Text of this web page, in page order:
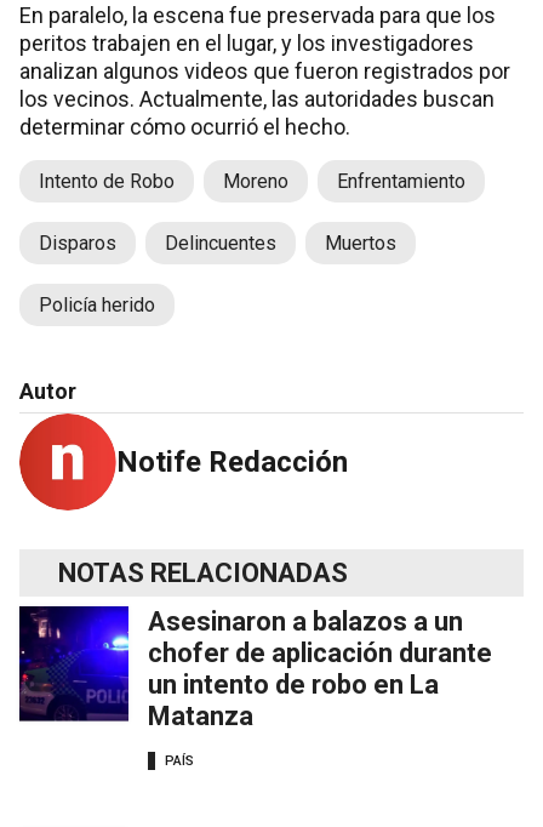
En paralelo, la escena fue preservada para que los
peritos trabajen en el lugar, y los investigadores
analizan algunos videos que fueron registrados por
los vecinos. Actualmente, las autoridades buscan
determinar cómo ocurrió el hecho.
Intento de Robo Moreno Enfrentamiento
Disparos Delincuentes Muertos
Policía herido
Autor
Notife Redacción
NOTAS RELACIONADAS
Asesinaron a balazos a un
chofer de aplicación durante
un intento de robo en La
Matanza
PAÍS